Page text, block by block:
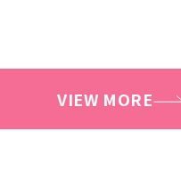
VIEW MORE